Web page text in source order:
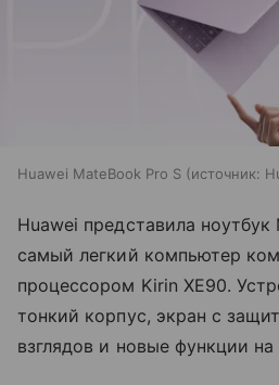
Huawei MateBook Pro S источник:
Huawei представила
самый легкий компьютер
процессором Kirin XE90.
тонкий корпус, экран с
взглядов и новые функции на